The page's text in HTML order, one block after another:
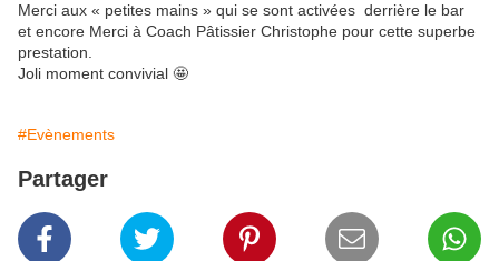
Merci aux « petites mains » qui se sont activées derrière le bar
et encore Merci à Coach Pâtissier Christophe pour cette superbe
prestation.
Joli moment convivial 🤩
#Evènements
Partager